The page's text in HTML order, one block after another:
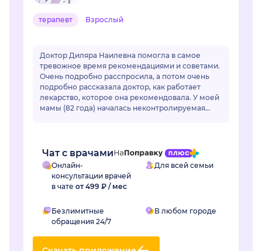
терапевт Взрослый
Доктор Диляра Наилевна помогла в самое
тревожное время рекомендациями и советами.
Очень подробно расспросила, а потом очень
подробно рассказала доктор, как работает
лекарство, которое она рекомендовала. У моей
мамы (82 года) началась неконтролируемая
Чат с врачами
Онлайн-
консультации врачей
в чате от 499 ₽ / мес
Для всей семьи
Безлимитные
обращения 24/7
В любом городе